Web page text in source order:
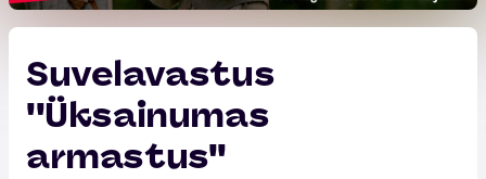
Suvelavastus
''Üksainumas
armastus''